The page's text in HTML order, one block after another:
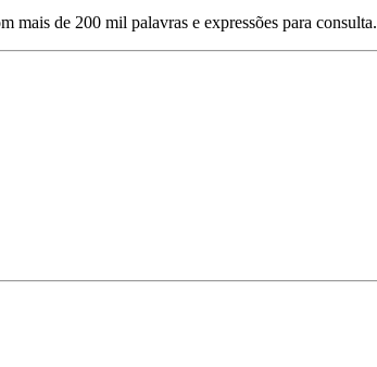
mais de 200 mil palavras e expressões para consulta.